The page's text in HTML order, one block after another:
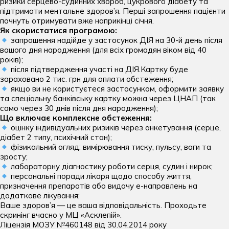
Кардіологія
Комплексні обстеження
Мамологія
Неврологія
Нейрохірургія
Ортопедія та травматологія
Отоларингологія
Пластична хірургія
Подологія
Проктологія
Імунологія дитяча
Інфекційні хвороби дитячі
Кардіоревматологія дитяча
Масаж для дітей
Неврологія дитяча
Нейрохірургія дитяча
Нефрологія дитяча
Отоларингологія дитяча
Офтальмологія дитяча
Педіатрія
Електронейроміографія (ЕНМГ)
Ендоскопія
Капіляроскопія
КТ
Мамографія
МРТ
Оцінка функції зовнішнього дихання
Рентген
УЗД
Холтер АТ та ЕКГ
Терапія хребта та декомпресія
Отоларингологічні операції дитячі
Офтальмологічні операції дитячі
Хірургія вроджених вад
операції дорослих
Гінекологічні операції
Ендокринологічні операції
Загальні хірургічні операції
Інтимна пластика
Мамологічні операції
Нейрохірургічні операції
Ортопедичні та травматологічні операції
центру:
пн-сб: 07:00 — 20:00
нд: 08:00 — 20:00
підтримати ментальне здоров’я. Перші запрошення пацієнти
почнуть отримувати вже наприкінці січня.
Як скористатися програмою:
запрошення надійде у застосунок ДІЯ на 30-й день після
вашого дня народження (для всіх громадян віком від 40
років);
після підтвердження участі на ДІЯ.Картку буде
зараховано 2 тис. грн для оплати обстеження;
якщо ви не користуєтеся застосунком, оформити заявку
та спеціальну банківську картку можна через ЦНАП (так
само через 30 днів після дня народження);
Що включає комплексне обстеження:
оцінку індивідуальних ризиків через анкетування (серце,
діабет 2 типу, психічний стан);
фізикальний огляд: вимірювання тиску, пульсу, ваги та
зросту;
лабораторну діагностику роботи серця, судин і нирок;
персональні поради лікаря щодо способу життя,
призначення препаратів або видачу е-направлень на
додаткове лікування;
Ваше здоров’я — це ваша відповідальність. Проходьте
скринінг вчасно у МЦ «Асклепій».
Ліцензія МОЗУ №460148 від 30.04.2014 року